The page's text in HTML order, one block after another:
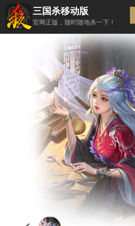
三国杀移动版
官网正版，随时随地杀一下！
返回